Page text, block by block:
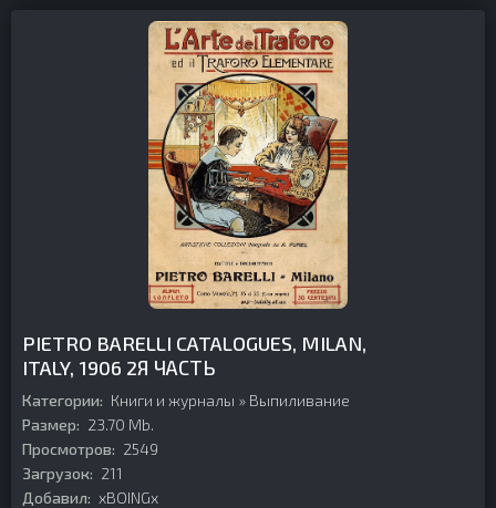
PIETRO BARELLI CATALOGUES, MILAN,
ITALY, 1906 2Я ЧАСТЬ
Категории: Книги и журналы » Выпиливание
Размер: 23.70 Mb.
Просмотров: 2549
Загрузок: 211
Добавил: xBOINGx